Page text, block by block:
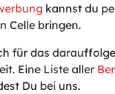
kannst du
Celle bringen.
für das
Eine Liste aller
Du bei uns.